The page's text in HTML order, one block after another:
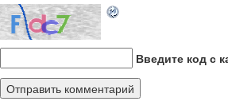
Введите код с